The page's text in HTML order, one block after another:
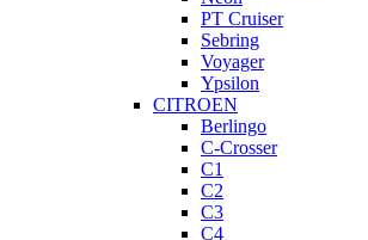
PT Cruiser
Sebring
Voyager
Ypsilon
CITROEN
Berlingo
C-Crosser
C1
C2
C3
C4